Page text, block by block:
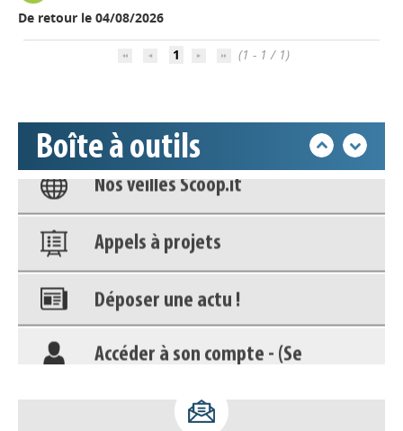
De retour le 04/08/2026
1 (1 - 1 / 1)
Boîte à outils
Accéder à son compte - (Se
déconnecter)
Nos veilles Scoop.it
déconnecter)
Base documentaire